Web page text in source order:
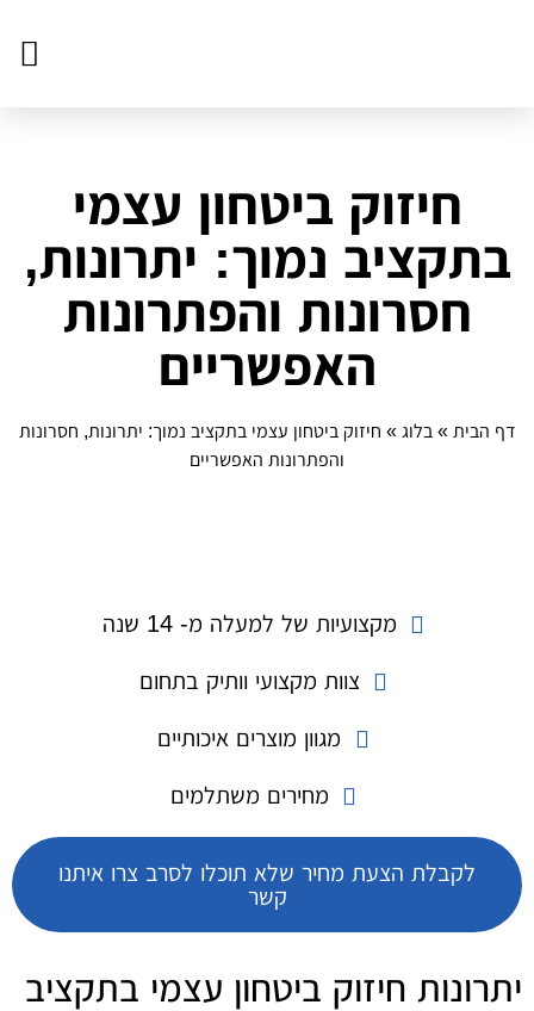
חיזוק ביטחון עצמי
בתקציב נמוך: יתרונות,
חסרונות והפתרונות
האפשריים
דף הבית » בלוג » חיזוק ביטחון עצמי בתקציב נמוך: יתרונות, חסרונות
והפתרונות האפשריים
מקצועיות של למעלה מ- 14 שנה
צוות מקצועי וותיק בתחום
מגוון מוצרים איכותיים
מחירים משתלמים
לקבלת הצעת מחיר שלא תוכלו לסרב צרו איתנו
קשר
יתרונות חיזוק ביטחון עצמי בתקציב